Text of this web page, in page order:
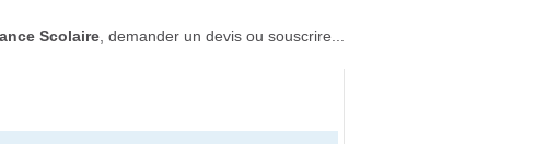
Scolaire, demander un devis ou souscrire...